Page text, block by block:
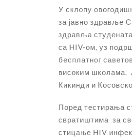
У склопу
за јавно здравље
здравља
са HIV-ом, уз
бесплатног
високим школама.
Кикинди и
Поред тестирања
свратиштима за
стицање HIV